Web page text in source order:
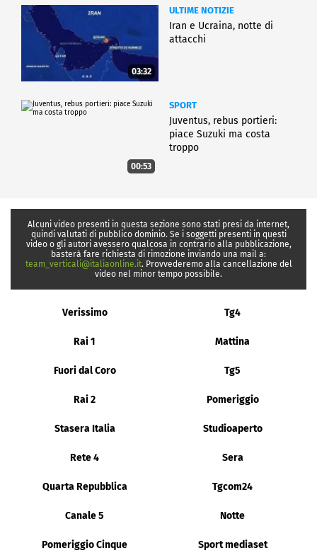
03:32
ULTIME NOTIZIE
Iran e Ucraina, notte di
attacchi
00:53
SPORT
Juventus, rebus portieri:
piace Suzuki ma costa
troppo
Alcuni video presenti in questa sezione sono stati presi da internet,
quindi valutati di pubblico dominio. Se i soggetti presenti in questi
video o gli autori avessero qualcosa in contrario alla pubblicazione,
basterà fare richiesta di rimozione inviando una mail a:
team_verticali@italiaonline.it. Provvederemo alla cancellazione del
video nel minor tempo possibile.
Verissimo Tg4
Rai 1 Mattina
Fuori dal Coro Tg5
Rai 2 Pomeriggio
Stasera Italia Studioaperto
Rete 4 Sera
Quarta Repubblica Tgcom24
Canale 5 Notte
Pomeriggio Cinque Sport mediaset